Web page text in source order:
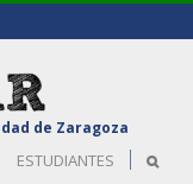
de Zaragoza
ESTUDIANTES